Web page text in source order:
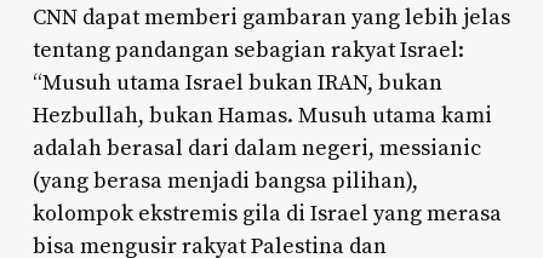
CNN dapat memberi gambaran yang lebih jelas
tentang pandangan sebagian rakyat Israel:
“Musuh utama Israel bukan IRAN, bukan
Hezbullah, bukan Hamas. Musuh utama kami
adalah berasal dari dalam negeri, messianic
(yang berasa menjadi bangsa pilihan),
kolompok ekstremis gila di Israel yang merasa
bisa mengusir rakyat Palestina dan